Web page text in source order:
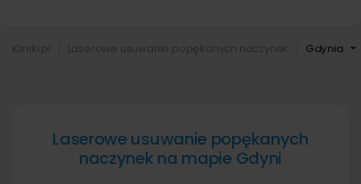
Gdynia
Laserowe usuwanie popękanych
naczynek na mapie Gdyni